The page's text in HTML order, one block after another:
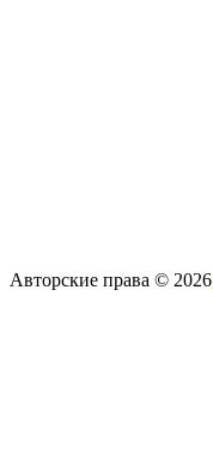
Авторские права © 2026